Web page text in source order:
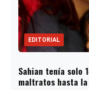
EDITORIAL
Sahian tenía solo
maltratos hasta